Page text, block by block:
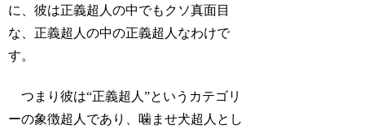
に、彼は正義超人の中でもクソ真面目
な、正義超人の中の正義超人なわけで
す。
つまり彼は“正義超人”というカテゴリ
ーの象徴超人であり、噛ませ犬超人とし